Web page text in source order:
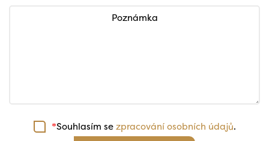
Poznámka
*Souhlasím sezpracování osobních údajů.